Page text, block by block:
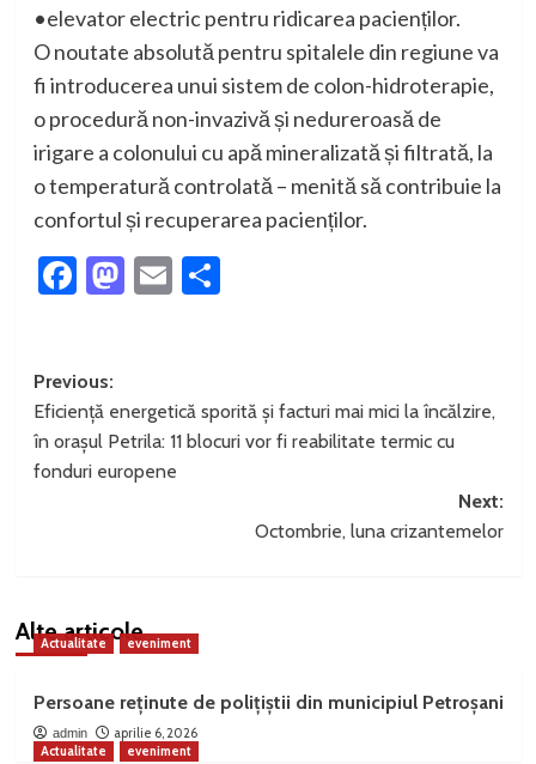
•elevator electric pentru ridicarea pacienților.
O noutate absolută pentru spitalele din regiune va
fi introducerea unui sistem de colon-hidroterapie,
o procedură non-invazivă și nedureroasă de
irigare a colonului cu apă mineralizată și filtrată, la
o temperatură controlată – menită să contribuie la
confortul și recuperarea pacienților.
Facebook
Mastodon
EmailPartajează
Post
navigation
Previous:
Eficiență energetică sporită și facturi mai mici la încălzire,
în orașul Petrila: 11 blocuri vor fi reabilitate termic cu
fonduri europene
Next:
Octombrie, luna crizantemelor
Alte articole
Actualitate eveniment
Persoane reținute de polițiștii din municipiul Petroșani
admin
aprilie 6, 2026
Actualitate
eveniment